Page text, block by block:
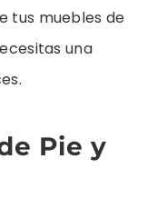
tus muebles de
una
Pie y